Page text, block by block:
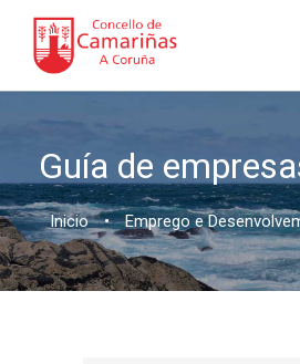
Guía de
Inicio • Emprego e